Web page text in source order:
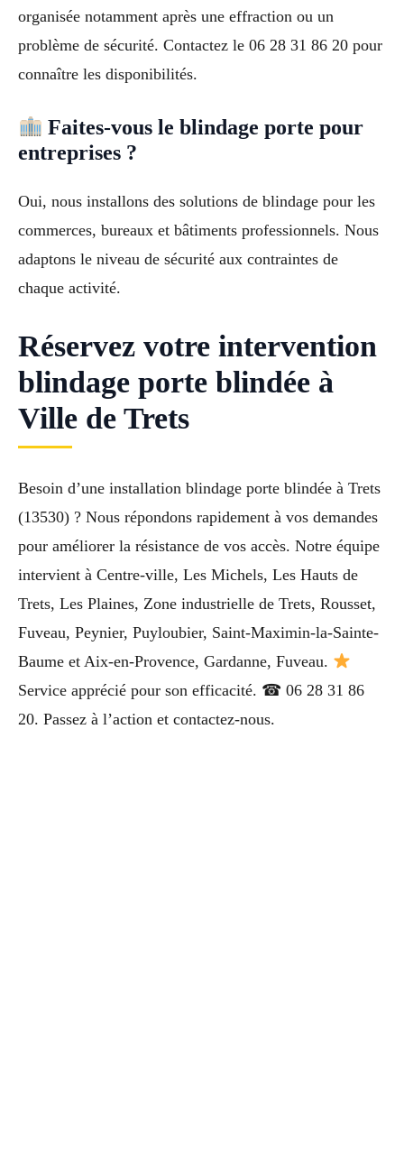
organisée notamment après une effraction ou un
problème de sécurité. Contactez le 06 28 31 86 20 pour
connaître les disponibilités.
Faites-vous le blindage porte pour
entreprises ?
Oui, nous installons des solutions de blindage pour les
commerces, bureaux et bâtiments professionnels. Nous
adaptons le niveau de sécurité aux contraintes de
chaque activité.
Réservez votre intervention
blindage porte blindée à
Ville de Trets
Besoin d’une installation blindage porte blindée à Trets
(13530) ? Nous répondons rapidement à vos demandes
pour améliorer la résistance de vos accès. Notre équipe
intervient à Centre-ville, Les Michels, Les Hauts de
Trets, Les Plaines, Zone industrielle de Trets, Rousset,
Fuveau, Peynier, Puyloubier, Saint-Maximin-la-Sainte-
Baume et Aix-en-Provence, Gardanne, Fuveau.
Service apprécié pour son efficacité. ☎ 06 28 31 86
20. Passez à l’action et contactez-nous.